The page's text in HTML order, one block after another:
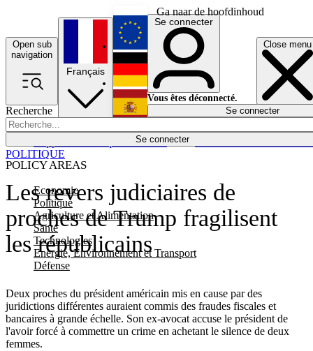
Ga naar de hoofdinhoud
Open sub
navigation
Close menu
Recherche
Se connecter
POLICY AREAS
Economie
Politique
Agriculture et Alimentation
Santé
Technologies
Energie, Environnement et Transport
Défense
Économie
Français
English
Deutsch
Español
Se connecter
Vous êtes déconnecté.
Se connecter
Les revers judiciaires de
proches de Trump fragilisent
les républicains
Deux proches du président américain mis en cause par des
juridictions différentes auraient commis des fraudes fiscales et
bancaires à grande échelle. Son ex-avocat accuse le président de
l'avoir forcé à commettre un crime en achetant le silence de deux
femmes.
POLITIQUE